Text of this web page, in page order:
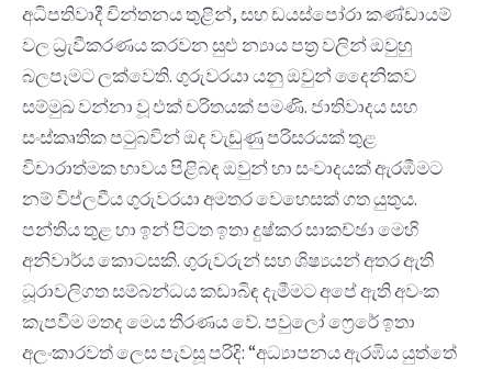
අධිපතිවාදී චින්තනය තුළින්, සහ ඩයස්පෝරා කණ්ඩායම්
වල ධ්‍රැවීකරණය කරවන සුළු න්‍යාය පත්‍ර වලින් ඔවුහු
බලපෑමට ලක්වෙති. ගුරුවරයා යනු ඔවුන් දෛනිකව
සම්මුඛ වන්නා වූ එක් චරිතයක් පමණි. ජාතිවාදය සහ
සංස්කෘතික පටුබවින් ඔද වැඩුණු පරිසරයක් තුළ
විචාරාත්මක භාවය පිළිබඳ ඔවුන් හා සංවාදයක් ඇරඹීමට
නම් විප්ලවීය ගුරුවරයා අමතර වෙහෙසක් ගත යුතුය.
පන්තිය තුළ හා ඉන් පිටත ඉතා දුෂ්කර සාකච්ඡා මෙහි
අනිවාර්ය කොටසකි. ගුරුවරුන් සහ ශිෂ්‍යයන් අතර ඇති
ධූරාවලිගත සම්බන්ධය කඩාබිඳ දැමීමට අපේ ඇති අවංක
කැපවීම මතද මෙය තීරණය වේ. පවුලෝ ෆ්‍රෙරේ ඉතා
අලංකාරවත් ලෙස පැවසූ පරිදි: “අධ්‍යාපනය ඇරඹිය යුත්තේ